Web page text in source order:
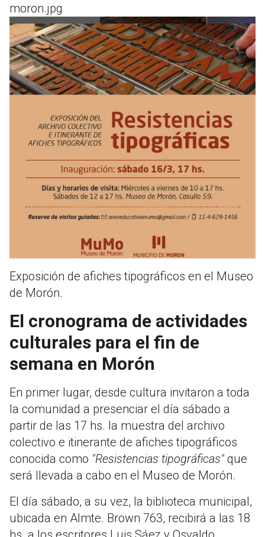
moron.jpg
Exposición de afiches tipográficos en el Museo
de Morón.
El cronograma de actividades
culturales para el fin de
semana en Morón
En primer lugar, desde cultura invitaron a toda
la comunidad a presenciar el día sábado a
partir de las 17 hs. la muestra del archivo
colectivo e itinerante de afiches tipográficos
conocida como "Resistencias tipográficas" que
será llevada a cabo en el Museo de Morón.
El día sábado, a su vez, la biblioteca municipal,
ubicada en Almte. Brown 763, recibirá a las 18